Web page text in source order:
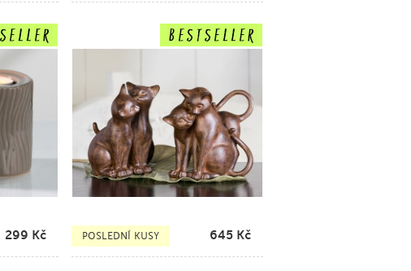
299 Kč POSLEDNÍ KUSY 645 Kč